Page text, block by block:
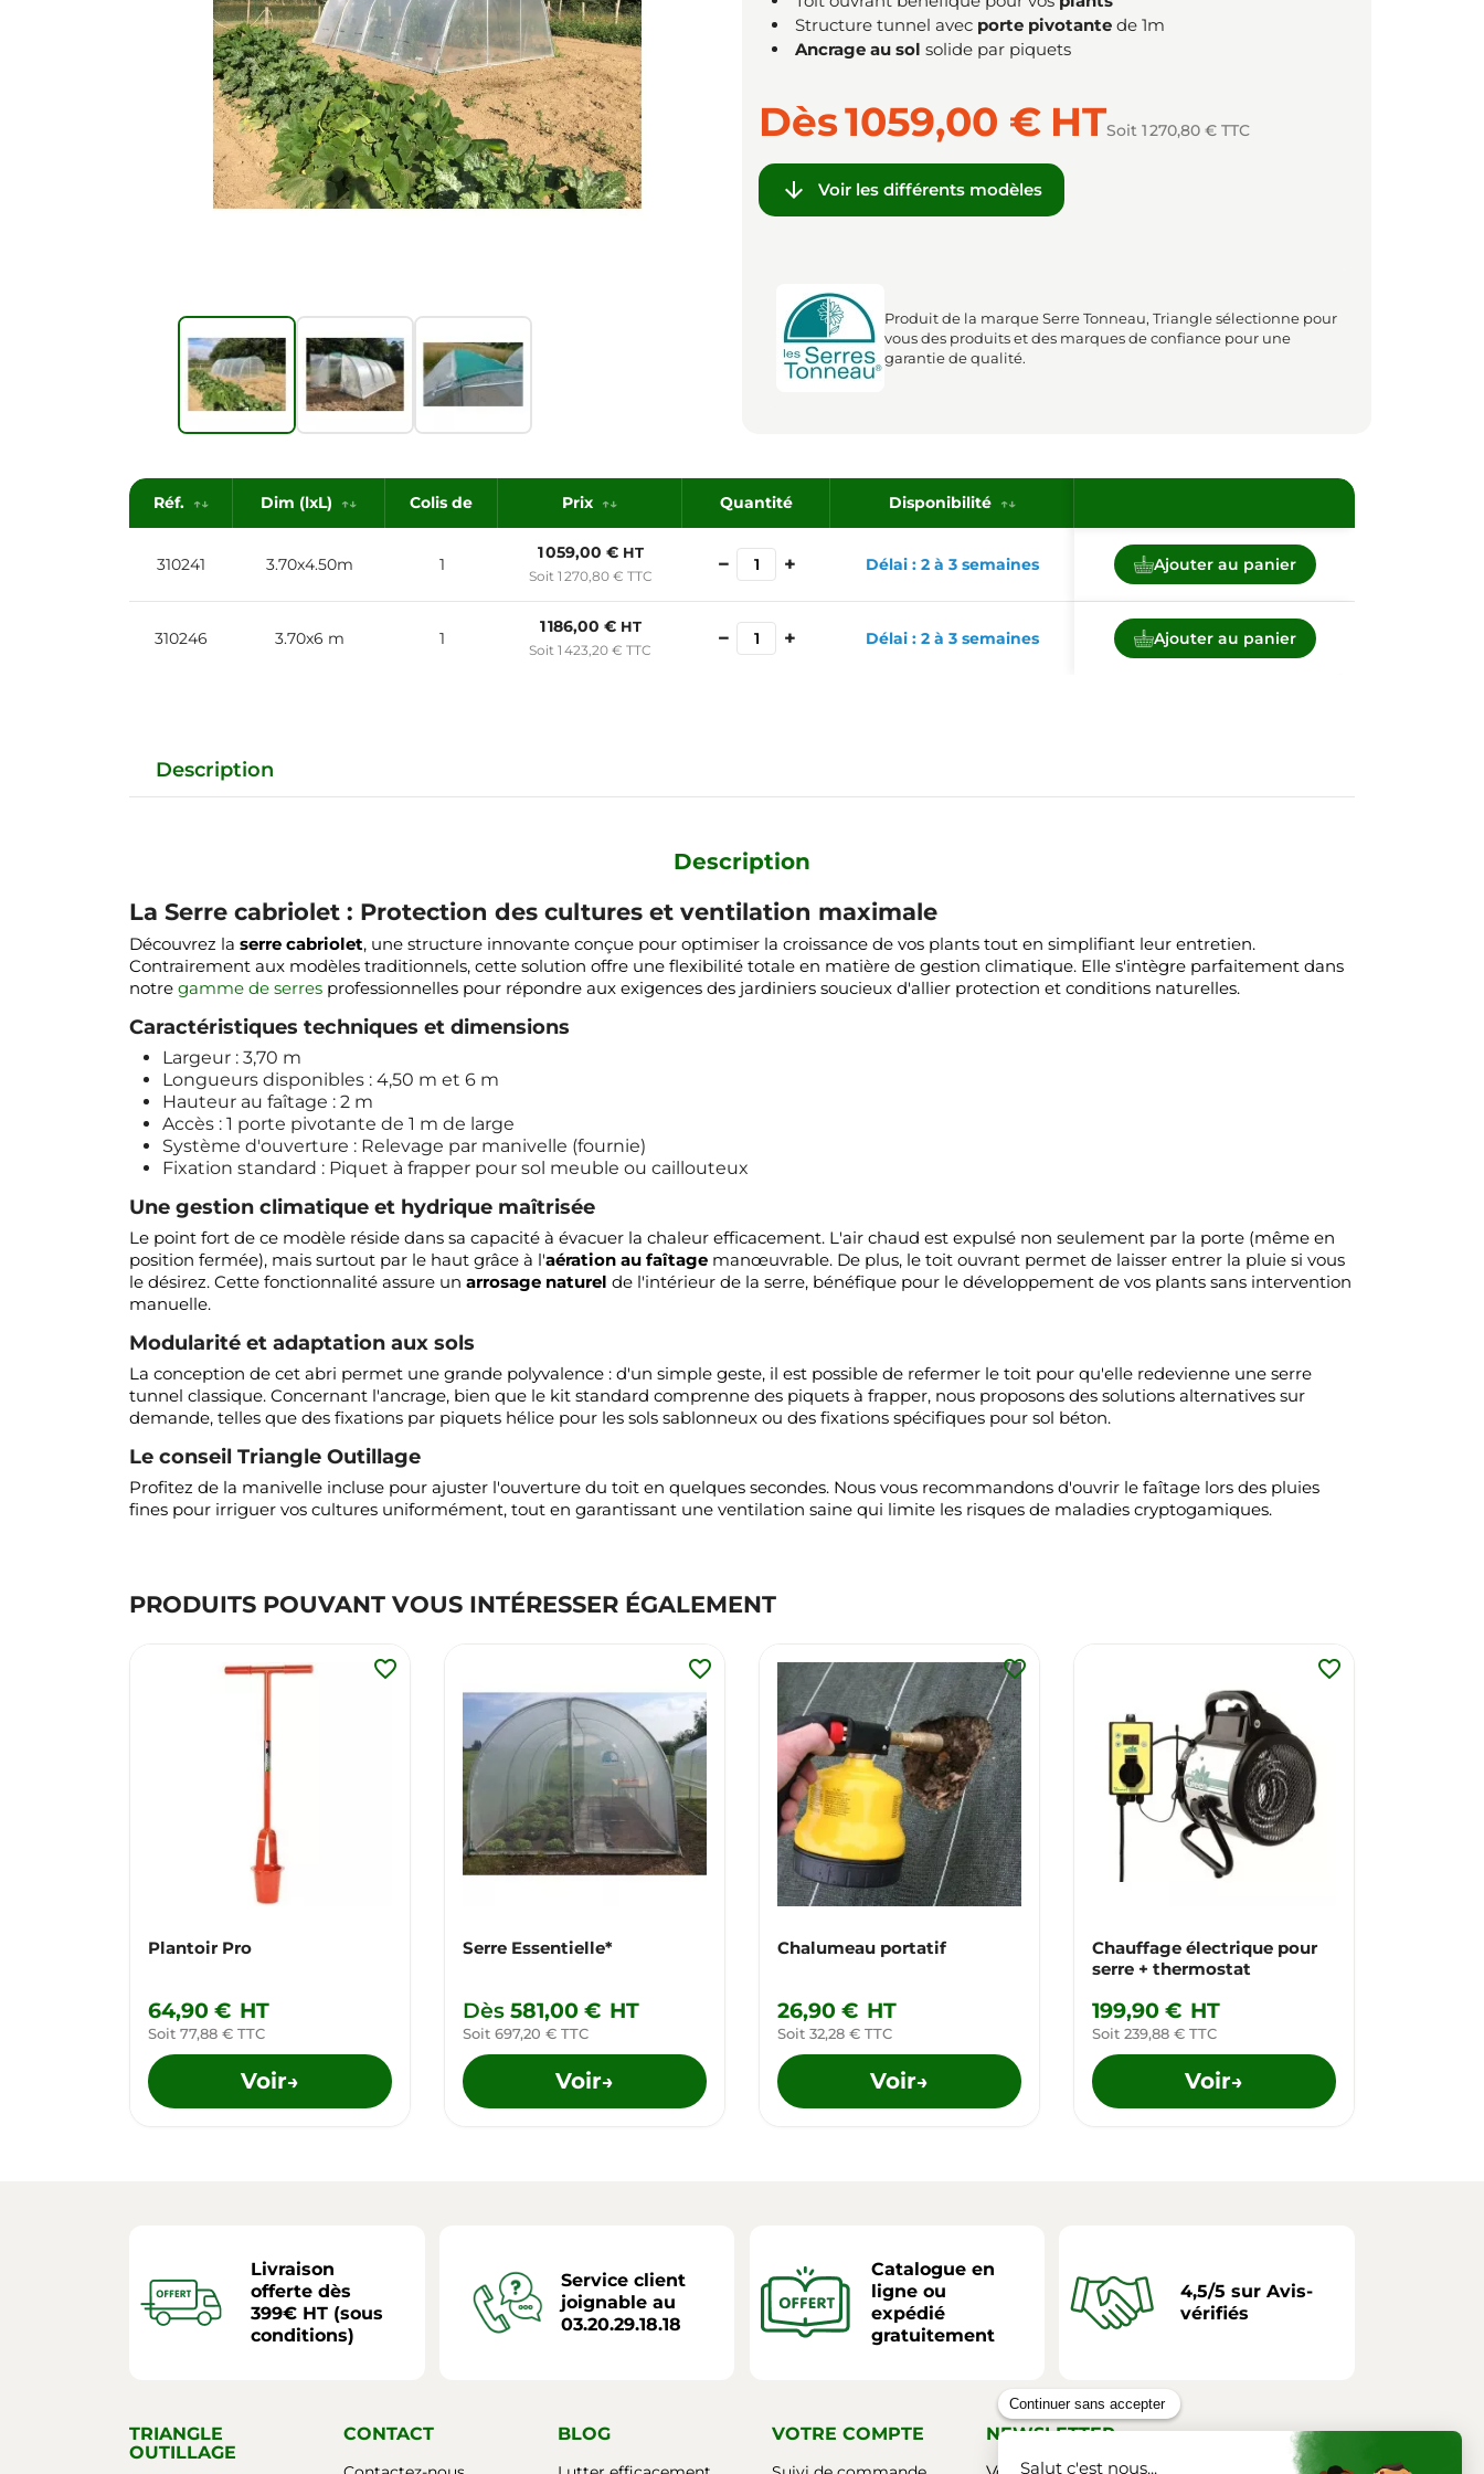
Structure tunnel avec porte pivotante de 1m
Ancrage au sol solide par piquets
Dès1059,00 € HTSoit 1 270,80 € TTC
 Voir les différents modèles
Produit de la marque Serre Tonneau, Triangle sélectionne pour
vous des produits et des marques de confiance pour une
garantie de qualité.
Réf. Dim (lxL) Colis de Prix Quantité Disponibilité
310241 3.70x4.50m 1
1 059,00 € HT
Soit 1 270,80 € TTC − + Délai : 2 à 3 semaines Ajouter au panier
310246 3.70x6 m 1
1 186,00 € HT
Soit 1 423,20 € TTC − + Délai : 2 à 3 semaines Ajouter au panier
Description
Description
La Serre cabriolet : Protection des cultures et ventilation maximale
Découvrez la serre cabriolet, une structure innovante conçue pour optimiser la croissance de vos plants tout en simplifiant leur entretien.
Contrairement aux modèles traditionnels, cette solution offre une flexibilité totale en matière de gestion climatique. Elle s'intègre parfaitement dans
notre gamme de serres professionnelles pour répondre aux exigences des jardiniers soucieux d'allier protection et conditions naturelles.
Caractéristiques techniques et dimensions
Largeur : 3,70 m
Longueurs disponibles : 4,50 m et 6 m
Hauteur au faîtage : 2 m
Accès : 1 porte pivotante de 1 m de large
Système d'ouverture : Relevage par manivelle (fournie)
Fixation standard : Piquet à frapper pour sol meuble ou caillouteux
Une gestion climatique et hydrique maîtrisée
Le point fort de ce modèle réside dans sa capacité à évacuer la chaleur efficacement. L'air chaud est expulsé non seulement par la porte (même en
position fermée), mais surtout par le haut grâce à l'aération au faîtage manœuvrable. De plus, le toit ouvrant permet de laisser entrer la pluie si vous
le désirez. Cette fonctionnalité assure un arrosage naturel de l'intérieur de la serre, bénéfique pour le développement de vos plants sans intervention
manuelle.
Modularité et adaptation aux sols
La conception de cet abri permet une grande polyvalence : d'un simple geste, il est possible de refermer le toit pour qu'elle redevienne une serre
tunnel classique. Concernant l'ancrage, bien que le kit standard comprenne des piquets à frapper, nous proposons des solutions alternatives sur
demande, telles que des fixations par piquets hélice pour les sols sablonneux ou des fixations spécifiques pour sol béton.
Le conseil Triangle Outillage
Profitez de la manivelle incluse pour ajuster l'ouverture du toit en quelques secondes. Nous vous recommandons d'ouvrir le faîtage lors des pluies
fines pour irriguer vos cultures uniformément, tout en garantissant une ventilation saine qui limite les risques de maladies cryptogamiques.
PRODUITS POUVANT VOUS INTÉRESSER ÉGALEMENT
Plantoir Pro
64,90 € HT
Soit 77,88 € TTC
Voir→
favorite_border
Serre Essentielle*
Dès 581,00 € HT
Soit 697,20 € TTC
Voir→
favorite_border
Chalumeau portatif
26,90 € HT
Soit 32,28 € TTC
Voir→
favorite_border
Chauffage électrique pour
serre + thermostat
199,90 € HT
Soit 239,88 € TTC
Voir→
favorite_border
Livraison
offerte dès
399€ HT (sous
conditions)
Service client
joignable au
03.20.29.18.18
Catalogue en
ligne ou
expédié
gratuitement
4,5/5 sur Avis-
vérifiés
TRIANGLE
OUTILLAGE
CONTACT BLOG VOTRE COMPTE
NEWSLETTER